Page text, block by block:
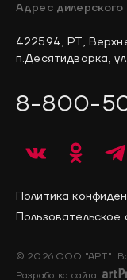
Адрес дилерского
422594, РТ,
п.Десятидворка,
8-800-
© 2026 ООО "АРТ".
Политика
Пользовательское
Разработка сайта: